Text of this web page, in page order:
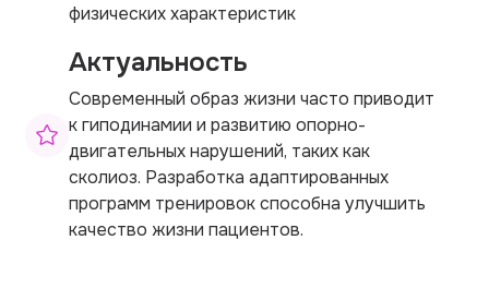
физических характеристик
Актуальность
Современный образ жизни часто приводит
к гиподинамии и развитию опорно-
двигательных нарушений, таких как
сколиоз. Разработка адаптированных
программ тренировок способна улучшить
качество жизни пациентов.